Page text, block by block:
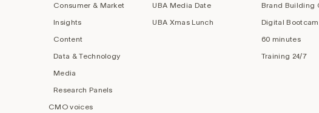
Consumer & Market
Insights
Content
Data & Technology
Media
Research Panels
CMO voices
UBA Media Date
UBA Xmas Lunch
Brand Building
Digital
60 minutes
Training 24/7